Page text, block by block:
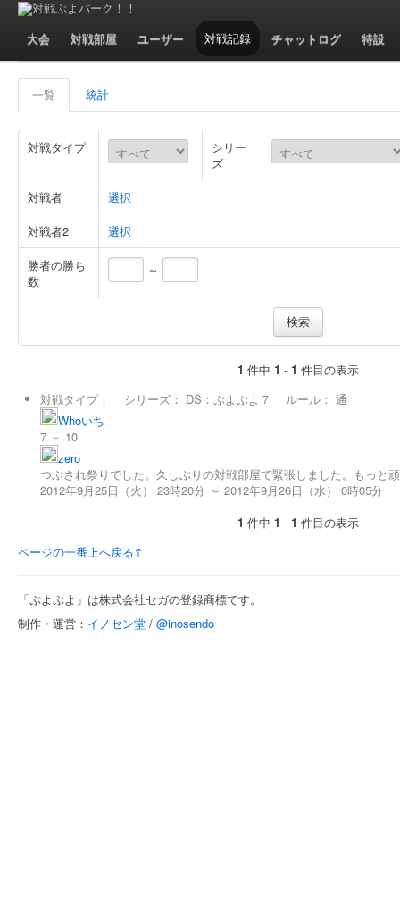
大会 対戦部屋 ユーザー 対戦記録 チャットログ 特設
対戦記録 - 一覧
一覧 統計
対戦タイプ
シリー
ズ
対戦者
選択
対戦者2
選択
勝者の勝ち
数
～
1 件中 1 - 1 件目の表示
対戦タイプ：
シリーズ： DS：ぷよぷよ７ ルール： 通
Whoいち
7 － 10
zero
つぶされ祭りでした。久しぶりの対戦部屋で緊張しました。もっと
2012年9月25日（火） 23時20分 ～ 2012年9月26日（水） 0時05分
1 件中 1 - 1 件目の表示
ページの一番上へ戻る↑
「ぷよぷよ」は株式会社セガの登録商標です。
制作・運営： イノセン堂 / @inosendo